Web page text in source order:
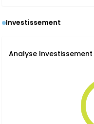
Investissement
Analyse Investissement